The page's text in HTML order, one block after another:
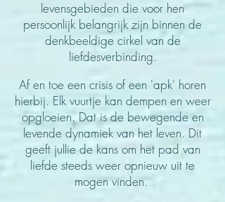
levensgebieden die voor hen
persoonlijk belangrijk zijn binnen de
denkbeeldige cirkel van de
liefdesverbinding.
Af en toe een crisis of een 'apk' horen
hierbij. Elk vuurtje kan dempen en weer
opgloeien. Datis de bewegende en
levende dynamiek van het leven. Dit
geeft jullie de kans om het pad van
liefde steeds weer opnieuw uit te
mogen vinden.